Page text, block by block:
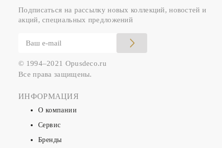
Подписаться на рассылку новых коллекций, новостей и
акций, специальных предложений
© 1994–2021 Opusdeco.ru
Все права защищены.
ИНФОРМАЦИЯ
О компании
Сервис
Бренды